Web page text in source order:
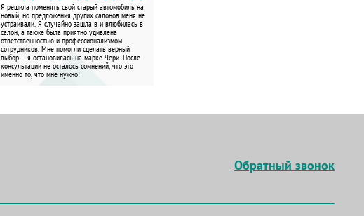
Я решила поменять свой старый автомобиль на
новый, но предложения других салонов меня не
устраивали. Я случайно зашла в и влюбилась в
салон, а также была приятно удивлена
ответственностью и профессионализмом
сотрудников. Мне помогли сделать верный
выбор – я остановилась на марке Чери. После
консультации не осталось сомнений, что это
именно то, что мне нужно!
Обратный звонок